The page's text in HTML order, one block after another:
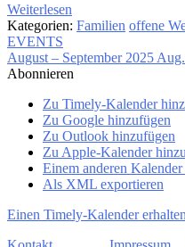
Weiterlesen
Kategorien: Familien offene
EVENTS
August – September 2025
Abonnieren
Zu Timely-Kalender
Zu Google hinzufügen
Zu Outlook hinzufügen
Zu Apple-Kalender
Einem anderen
Als XML exportieren
Einen Timely-Kalender erhalten